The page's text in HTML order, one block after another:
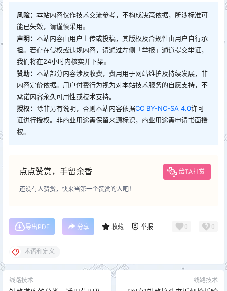
风险： 本站内容仅作技术交流参考，不构成决策依据，所涉标准可
能已失效，请谨慎采用。
声明： 本站内容由用户上传或投稿，其版权及合规性由用户自行承
担。若存在侵权或违规内容，请通过左侧「举报」通道提交举证，
我们将在24小时内核实并下架。
赞助： 本站部分内容涉及收费，费用用于网站维护及持续发展，非
内容定价依据。用户付费行为视为对本站技术服务的自愿支持，不
承诺内容永久可用性或技术支持。
授权： 除非另有说明，否则本站内容依据CC BY-NC-SA 4.0许可
证进行授权。非商业用途需保留来源标识，商业用途需申请书面授
权。
点点赞赏，手留余香 给TA打赏
还没有人赞赏，快来当第一个赞赏的人吧！
导出PDF 分享 收藏 举报 0 0
术语和定义
线路技术 线路技术